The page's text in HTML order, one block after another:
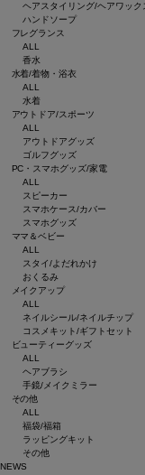
ヘアスタイリング/ヘアワック
ハンドソープ
フレグランス
ALL
香水
水着/着物・浴衣
ALL
水着
アウトドア/スポーツ
ALL
アウトドアグッズ
ゴルフグッズ
PC・スマホグッズ/家電
ALL
スピーカー
スマホケース/カバー
スマホグッズ
ママ＆ベビー
ALL
スタイ/よだれかけ
おくるみ
メイクアップ
ALL
ネイルシール/ネイルチップ
コスメキット/ギフトセット
ビューティーグッズ
ALL
ヘアブラシ
手鏡/メイクミラー
その他
ALL
福袋/福箱
ラッピングキット
その他
NEWS